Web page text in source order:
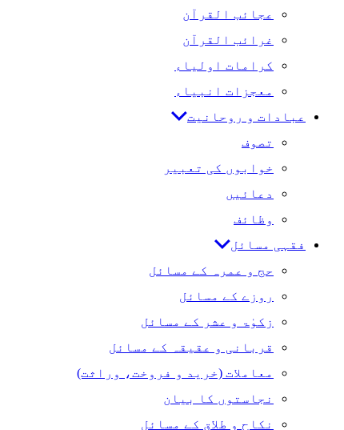
عجائب القرآن
غرائب القرآن
کرامات اولیاء
معجزات انبیاء
عبادات و روحانیت
تصوف
خوابوں کی تعبیر
دعائیں
وظائف
فقہی مسائل
حج و عمرہ کے مسائل
روزے کے مسائل
زکوٰۃ و عشر کے مسائل
قربانی و عقیقہ کے مسائل
معاملات (خرید و فروخت، وراثت)
نجاستوں کا بیان
نکاح و طلاق کے مسائل